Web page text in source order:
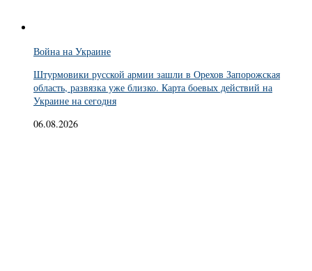
Война на Украине
Штурмовики русской армии зашли в Орехов Запорожская
область, развязка уже близко. Карта боевых действий на
Украине на сегодня
06.08.2026